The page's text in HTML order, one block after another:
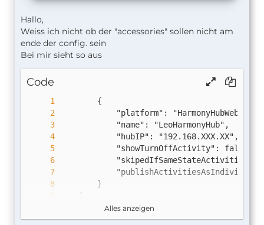
Hallo,
Weiss ich nicht ob der "accessories" sollen nicht am
ende der config. sein
Bei mir sieht so aus
Code
}
Alles anzeigen